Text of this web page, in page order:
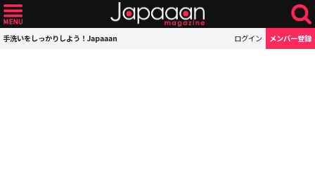
手洗いをしっかりしよう！Japaaan ログイン メンバー登録